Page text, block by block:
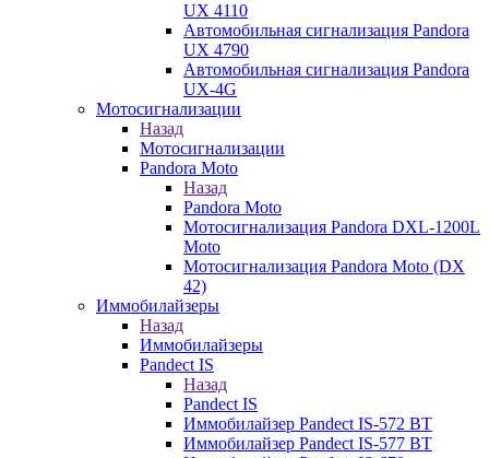
UX 4110
Автомобильная сигнализация Pandora
UX 4790
Автомобильная сигнализация Pandora
UX-4G
Мотосигнализации
Назад
Мотосигнализации
Pandora Moto
Назад
Pandora Moto
Мотосигнализация Pandora DXL-1200L
Moto
Мотосигнализация Pandora Moto (DX
42)
Иммобилайзеры
Назад
Иммобилайзеры
Pandect IS
Назад
Pandect IS
Иммобилайзер Pandect IS-572 BT
Иммобилайзер Pandect IS-577 BT